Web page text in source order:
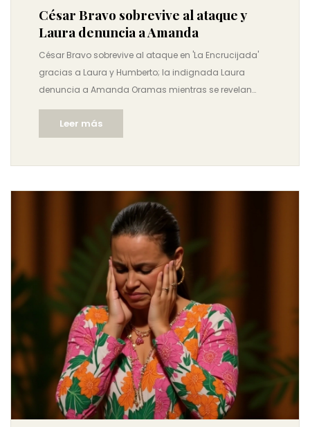
César Bravo sobrevive al ataque y
Laura denuncia a Amanda
César Bravo sobrevive al ataque en 'La Encrucijada'
gracias a Laura y Humberto; la indignada Laura
denuncia a Amanda Oramas mientras se revelan
secretos familiares.
Leer más